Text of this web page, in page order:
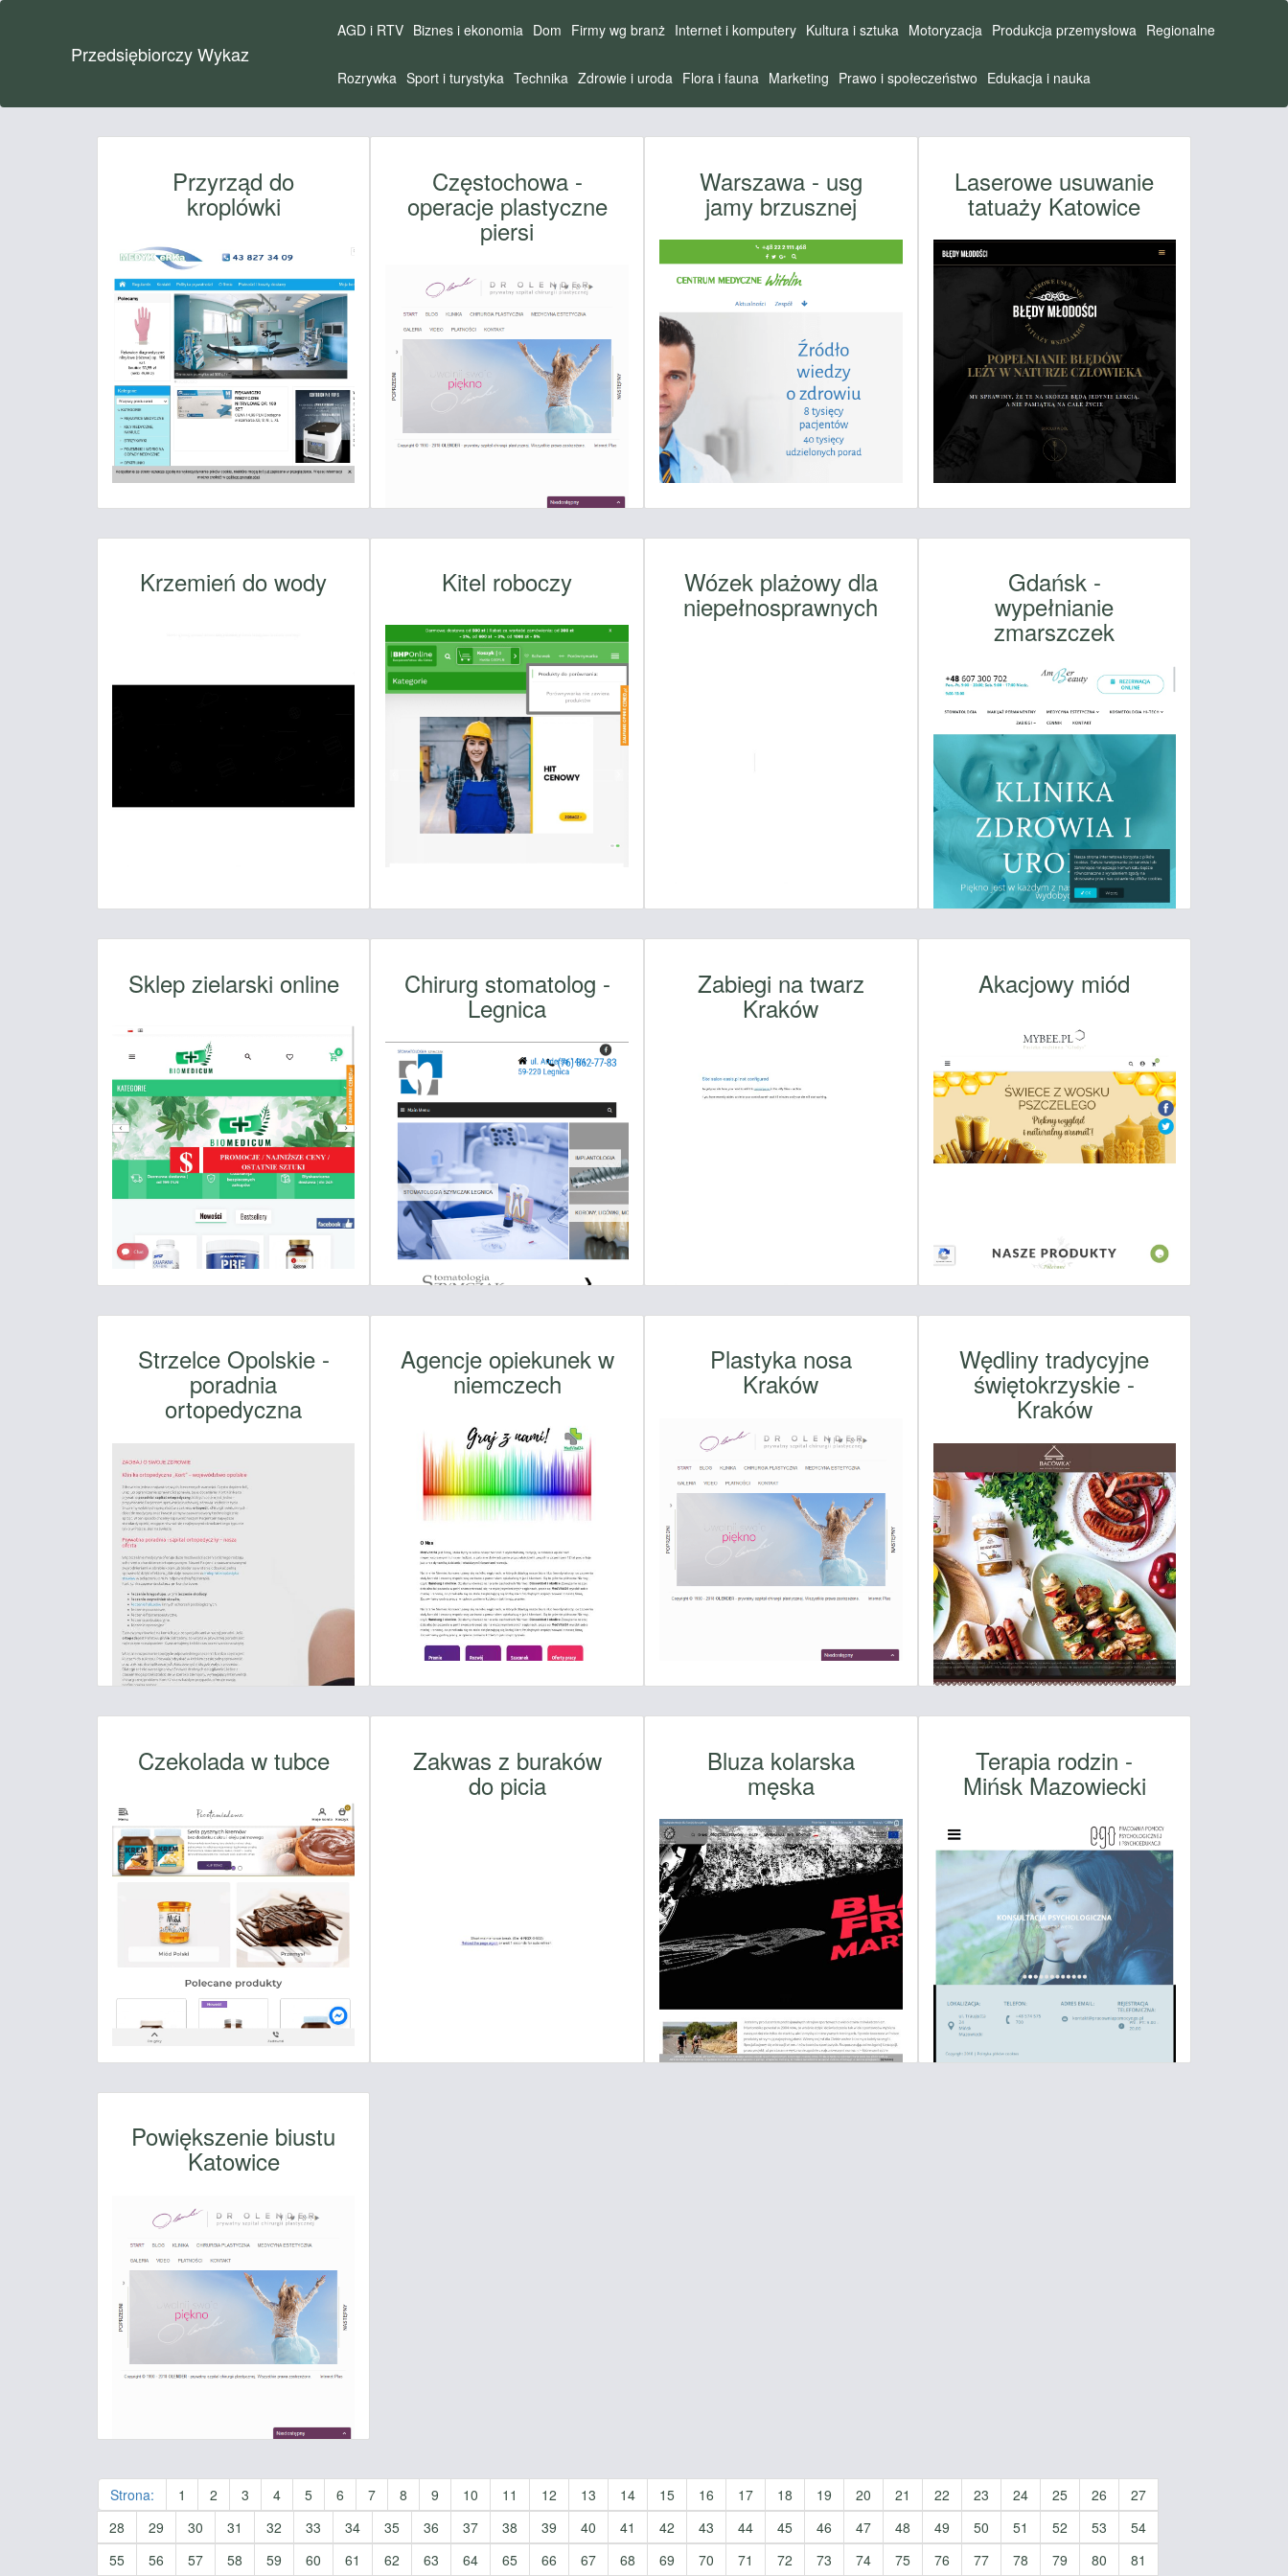
Przedsiębiorczy Wykaz
AGD i RTV Biznes i ekonomia Dom Firmy wg branż Internet i komputery Kultura i sztuka Motoryzacja Produkcja przemysłowa Regionalne
Rozrywka Sport i turystyka Technika Zdrowie i uroda Flora i fauna Marketing Prawo i społeczeństwo Edukacja i nauka
Przyrząd do
kroplówki
Częstochowa -
operacje plastyczne
piersi
Warszawa - usg
jamy brzusznej
Laserowe usuwanie
tatuaży Katowice
Krzemień do wody Kitel roboczy Wózek plażowy dla
niepełnosprawnych
Gdańsk -
wypełnianie
zmarszczek
Sklep zielarski online Chirurg stomatolog -
Legnica
Zabiegi na twarz
Kraków
Akacjowy miód
Strzelce Opolskie -
poradnia
ortopedyczna
Agencje opiekunek w
niemczech
Plastyka nosa
Kraków
Wędliny tradycyjne
świętokrzyskie -
Kraków
Czekolada w tubce Zakwas z buraków
do picia
Bluza kolarska
męska
Terapia rodzin -
Mińsk Mazowiecki
Powiększenie biustu
Katowice
Strona: 1 2 3 4 5 6 7 8 9 10 11 12 13 14 15 16 17 18 19 20 21 22 23 24 25 26
27
28
29 30 31 32 33 34 35 36 37 38 39 40 41 42 43 44 45 46 47 48 49 50 51 52 53
54
55
56 57 58 59 60 61 62 63 64 65 66 67 68 69 70 71 72 73 74 75 76 77 78 79 80 81